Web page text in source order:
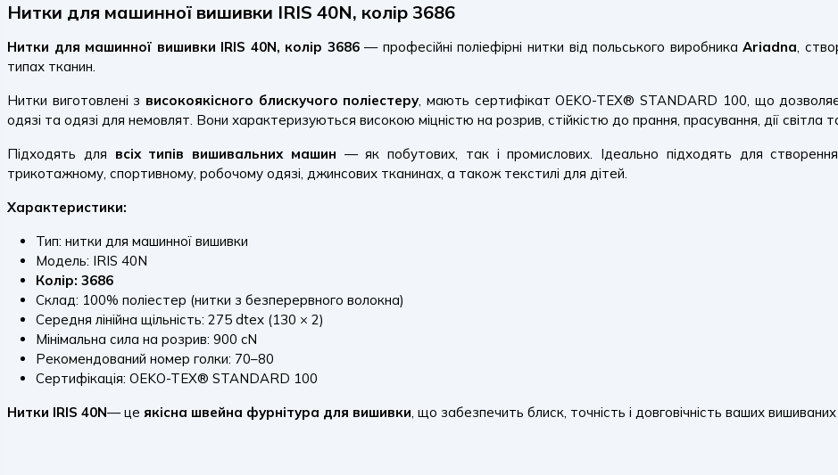
Нитки для машинної вишивки IRIS 40N, колір 3686
Нитки для машинної вишивки IRIS 40N, колір 3686— професійні поліефірні нитки від польського виробникаAriadna,
типах тканин.
Нитки виготовлені з високоякісного блискучого поліестеру, мають сертифікат OEKO-TEX® STANDARD 100, що
одязі та одязі для немовлят. Вони характеризуються високою міцністю на розрив, стійкістю до прання, прасування, дії світла
Підходять для всіх типів вишивальних машин — як побутових, так і промислових. Ідеально підходять для
трикотажному, спортивному, робочому одязі, джинсових тканинах, а також текстилі для дітей.
Характеристики:
Тип: нитки для машинної вишивки
Модель: IRIS 40N
Колір: 3686
Склад: 100% поліестер (нитки з безперервного волокна)
Середня лінійна щільність: 275 dtex (130 × 2)
Мінімальна сила на розрив: 900 cN
Рекомендований номер голки: 70–80
Сертифікація: OEKO-TEX® STANDARD 100
Нитки IRIS 40N— це якісна швейна фурнітура для вишивки, що забезпечить блиск, точність і довговічність ваших вишиваних